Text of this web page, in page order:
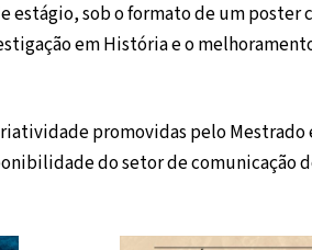
estágio, sob o formato de um
em História e o
promovidas pelo
do setor de comunicação